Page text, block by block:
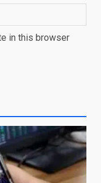
in this browser